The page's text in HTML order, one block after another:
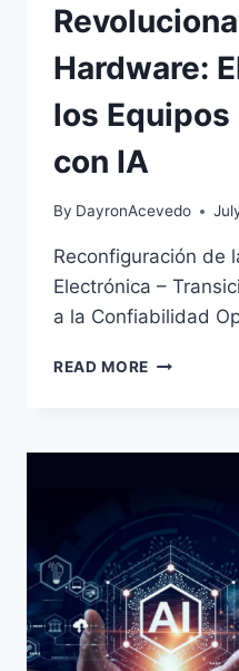
Hardware:
los Equipos
con IA
By DayronAcevedo
Reconfiguración de
Electrónica –
a la Confiabilidad
READ MORE